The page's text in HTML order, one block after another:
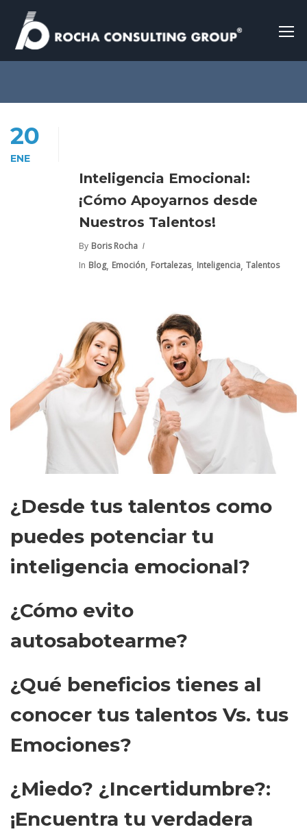
20
ENE
Inteligencia Emocional:
¡Cómo Apoyarnos desde
Nuestros Talentos!
By Boris Rocha
In Blog, Emoción, Fortalezas, Inteligencia, Talentos
¿Desde tus talentos como
puedes potenciar tu
inteligencia emocional?
¿Cómo evito
autosabotearme?
¿Qué beneficios tienes al
conocer tus talentos Vs. tus
Emociones?
¿Miedo? ¿Incertidumbre?:
¡Encuentra tu verdadera